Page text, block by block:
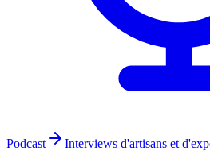
Podcast Interviews d'artisans et